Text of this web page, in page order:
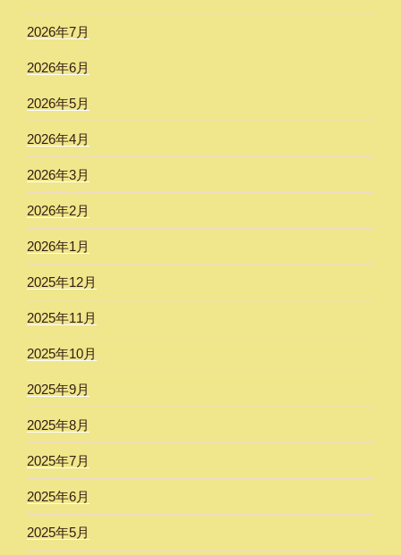
2026年7月
2026年6月
2026年5月
2026年4月
2026年3月
2026年2月
2026年1月
2025年12月
2025年11月
2025年10月
2025年9月
2025年8月
2025年7月
2025年6月
2025年5月